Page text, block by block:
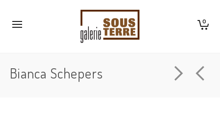
0
Bianca Schepers